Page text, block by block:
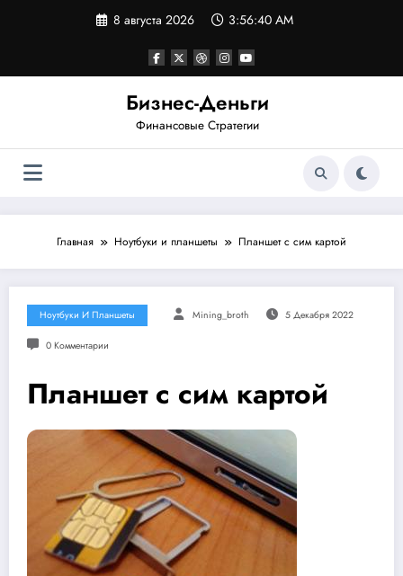
8 августа 2026 3:56:40 AM
Бизнес-Деньги
Финансовые Стратегии
Главная Ноутбуки и планшеты Планшет с сим картой
Ноутбуки И Планшеты Mining_broth 5 Декабря 2022
0 Комментарии
Планшет с сим картой